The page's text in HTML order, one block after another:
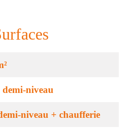
demi-niveau
niveau + chaufferie